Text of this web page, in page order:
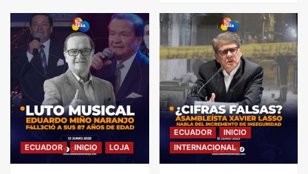
ECUADOR INICIO LOJA
ECUADOR
INICIO
INTERNACIONAL